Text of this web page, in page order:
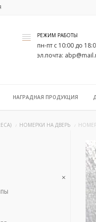
РЕЖИМ РАБОТЫ
пн-пт с 10:00 до
эл.почта:
НАГРАДНАЯ ПРОДУКЦИЯ
НОМЕРКИ НА ДВЕРЬ